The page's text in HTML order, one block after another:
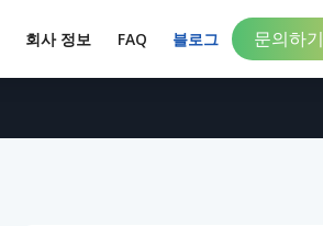
회사 정보 FAQ 블로그 문의하기